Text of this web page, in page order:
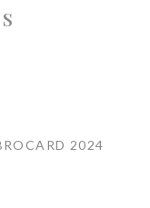
2024